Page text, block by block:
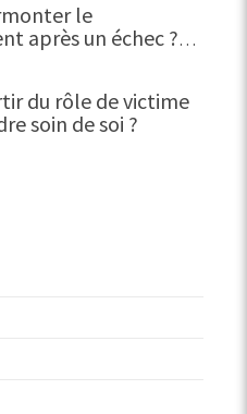
le
après un échec ?
force)
du rôle de victime
soin de soi ?